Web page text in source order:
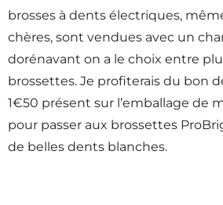
brosses à dents électriques,
chères, sont vendues avec un
dorénavant on a le choix entre
brossettes. Je profiterais du bon
1€50 présent sur l’emballage de
pour passer aux brossettes
de belles dents blanches.